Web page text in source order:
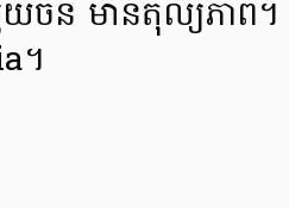
យចិន មានតុល្យភាព។
។